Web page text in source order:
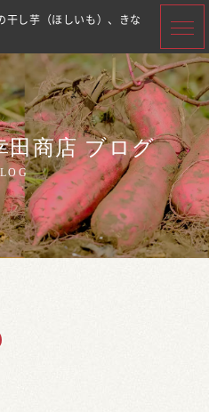
干し芋（ほしいも）、きな
田商店 ブログ